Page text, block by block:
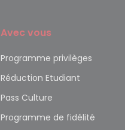
Avec vous
Programme privilèges
Réduction Etudiant
Pass Culture
Programme de fidélité